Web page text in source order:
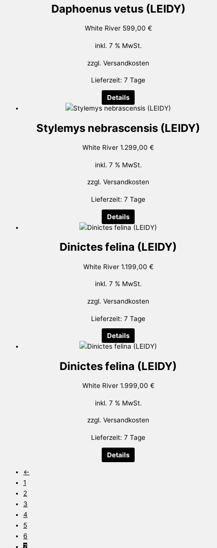
Daphoenus vetus (LEIDY)
White River 599,00 €
inkl. 7 % MwSt.
zzgl. Versandkosten
Lieferzeit: 7 Tage
Details
Stylemys nebrascensis (LEIDY)
White River 1.299,00 €
inkl. 7 % MwSt.
zzgl. Versandkosten
Lieferzeit: 7 Tage
Details
Dinictes felina (LEIDY)
White River 1.199,00 €
inkl. 7 % MwSt.
zzgl. Versandkosten
Lieferzeit: 7 Tage
Details
Dinictes felina (LEIDY)
White River 1.999,00 €
inkl. 7 % MwSt.
zzgl. Versandkosten
Lieferzeit: 7 Tage
Details
←
1
2
3
4
5
6